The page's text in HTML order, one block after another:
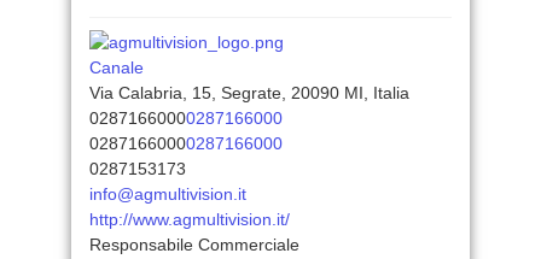
Canale
Via Calabria, 15, Segrate, 20090 MI, Italia
02871660000287166000
02871660000287166000
0287153173
info@agmultivision.it
http://www.agmultivision.it/
Responsabile Commerciale